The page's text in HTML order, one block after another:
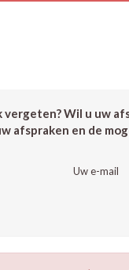
vergeten? Wil u uw
afspraken en de
Uw e-mail